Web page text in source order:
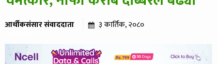
आर्थीकसंसार संवाददाता ३ कार्तिक, २०८०